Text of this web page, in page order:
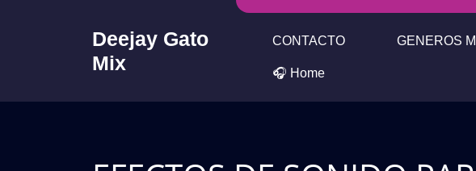
Deejay Gato
Mix
CONTACTO GENEROS
🎧 Home